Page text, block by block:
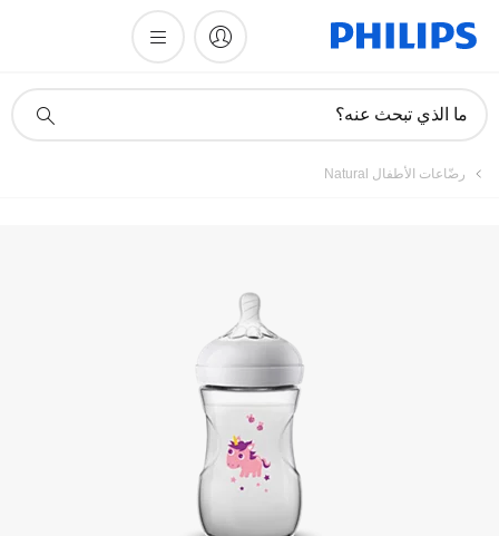
دعم
ما الذي تبحث عنه؟
رضّاعات الأطفال Natural
تسجيل المنتج